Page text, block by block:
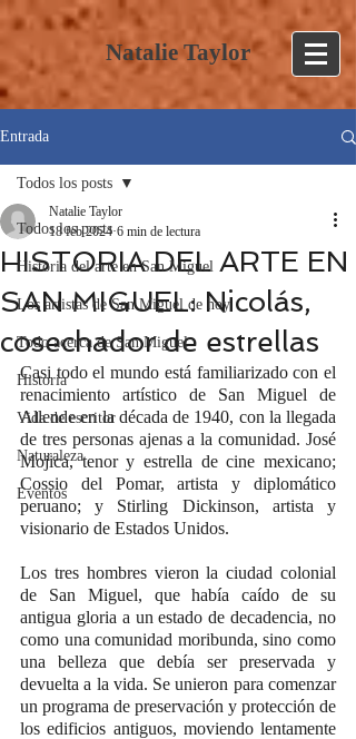
Natalie Taylor
Entrada
Todos los posts
Historia del arte en San Miguel
Los artistas de San Miguel de hoy
Todo acerca de San Miguel
Historia
Vida de escritor
Naturaleza
Eventos
Todos los posts
HISTORIA DEL ARTE EN
SAN MIGUEL: Nicolás,
cosechador de estrellas
Natalie Taylor
18 feb 2024 6 min de lectura
Casi todo el mundo está familiarizado con el
renacimiento artístico de San Miguel de
Allende en la década de 1940, con la llegada
de tres personas ajenas a la comunidad. José
Mojica, tenor y estrella de cine mexicano;
Cossio del Pomar, artista y diplomático
peruano; y Stirling Dickinson, artista y
visionario de Estados Unidos.
Los tres hombres vieron la ciudad colonial
de San Miguel, que había caído de su
antigua gloria a un estado de decadencia, no
como una comunidad moribunda, sino como
una belleza que debía ser preservada y
devuelta a la vida. Se unieron para comenzar
un programa de preservación y protección de
los edificios antiguos, moviendo lentamente